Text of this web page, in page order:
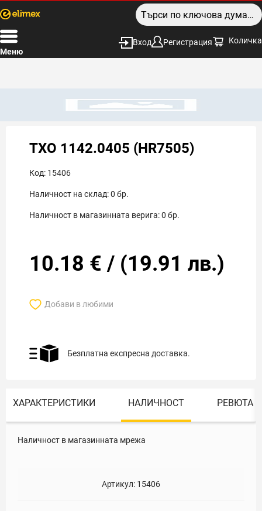
Меню
Вход Регистрация Количка
TXO 1142.0405 (HR7505)
Код: 15406
Наличност на склад:0 бр.
Наличност в магазинната верига:0 бр.
10.18 € / (19.91 лв.)
Добави в любими
Безплатна експресна доставка.
ХАРАКТЕРИСТИКИ НАЛИЧНОСТ РЕВЮТА
Наличност в магазинната мрежа
Артикул: 15406